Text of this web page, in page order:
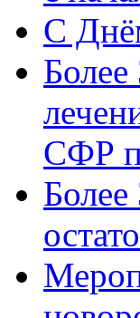
C
Более
СФР
Более